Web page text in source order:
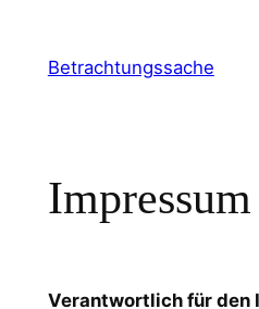
springen
Betrachtungssache
Impressum
Verantwortlich für den